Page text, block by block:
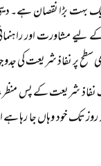
بڑا نقصان ہے۔
مشاورت اور راہنمائی
پر نفاذ شریعت کی
نفاذ شریعت کے پس
تک خود وہاں جا رہا